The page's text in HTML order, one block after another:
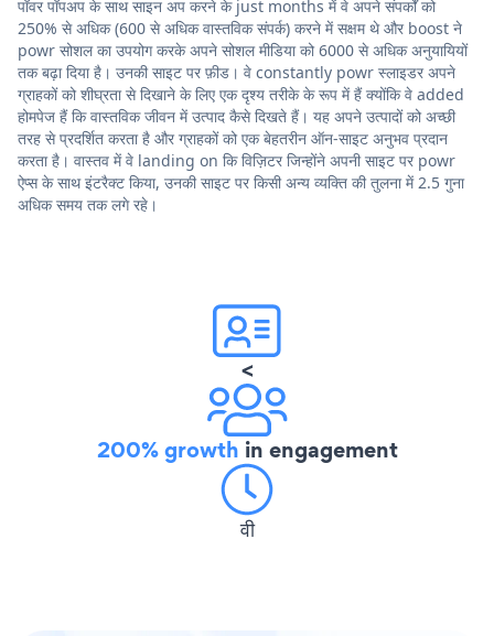
पॉवर पॉपअप के साथ साइन अप करने के just months में वे अपने संपर्कों को
250% से अधिक (600 से अधिक वास्तविक संपर्क) करने में सक्षम थे और boost ने
powr सोशल का उपयोग करके अपने सोशल मीडिया को 6000 से अधिक अनुयायियों
तक बढ़ा दिया है। उनकी साइट पर फ़ीड। वे constantly powr स्लाइडर अपने
ग्राहकों को शीघ्रता से दिखाने के लिए एक दृश्य तरीके के रूप में हैं क्योंकि वे added
होमपेज हैं कि वास्तविक जीवन में उत्पाद कैसे दिखते हैं। यह अपने उत्पादों को अच्छी
तरह से प्रदर्शित करता है और ग्राहकों को एक बेहतरीन ऑन-साइट अनुभव प्रदान
करता है। वास्तव में वे landing on कि विज़िटर जिन्होंने अपनी साइट पर powr
ऐप्स के साथ इंटरैक्ट किया, उनकी साइट पर किसी अन्य व्यक्ति की तुलना में 2.5 गुना
अधिक समय तक लगे रहे।
<
200% growth in engagement
वी